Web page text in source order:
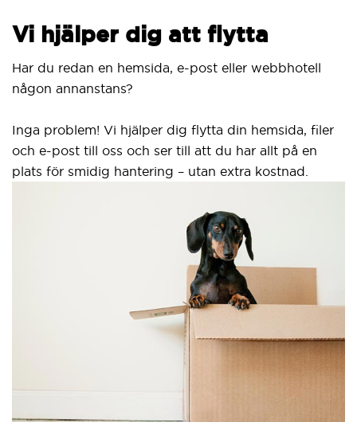
Vi hjälper dig att flytta
Har du redan en hemsida, e-post eller webbhotell
någon annanstans?
Inga problem! Vi hjälper dig flytta din hemsida, filer
och e-post till oss och ser till att du har allt på en
plats för smidig hantering – utan extra kostnad.